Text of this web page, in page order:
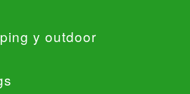
y outdoor